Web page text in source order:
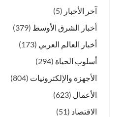
آخر الأخبار (5)
أخبار الشرق الأوسط (379)
أخبار العالم العربي (173)
أسلوب الحياة (294)
الأجهزة والإلكترونيات (804)
الأعمال (623)
الاقتصاد (51)